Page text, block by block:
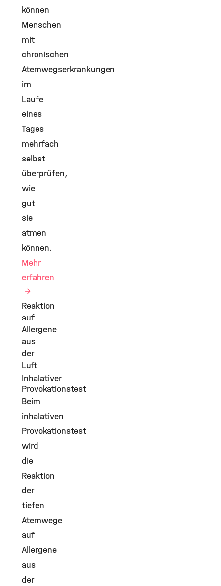
können
Menschen
mit
chronischen
Atemwegserkrankungen
im
Laufe
eines
Tages
mehrfach
selbst
überprüfen,
wie
gut
sie
atmen
können.
Mehr
erfahren
Reaktion
auf
Allergene
aus
der
Luft
Inhalativer
Provokationstest
Beim
inhalativen
Provokationstest
wird
die
Reaktion
der
tiefen
Atemwege
auf
Allergene
aus
der